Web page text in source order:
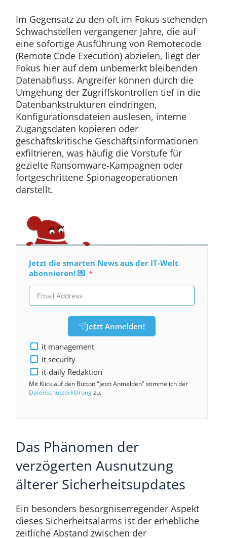
Im Gegensatz zu den oft im Fokus stehenden
Schwachstellen vergangener Jahre, die auf
eine sofortige Ausführung von Remotecode
(Remote Code Execution) abzielen, liegt der
Fokus hier auf dem unbemerkt bleibenden
Datenabfluss. Angreifer können durch die
Umgehung der Zugriffskontrollen tief in die
Datenbankstrukturen eindringen,
Konfigurationsdateien auslesen, interne
Zugangsdaten kopieren oder
geschäftskritische Geschäftsinformationen
exfiltrieren, was häufig die Vorstufe für
gezielte Ransomware-Kampagnen oder
fortgeschrittene Spionageoperationen
darstellt.
Jetzt die smarten News aus der IT-Welt
abonnieren! 💌
Jetzt Anmelden!
it management
it security
it-daily Redaktion
Mit Klick auf den Button "Jetzt Anmelden" stimme ich der
Datenschutzerklärungzu.
Das Phänomen der
verzögerten Ausnutzung
älterer Sicherheitsupdates
Ein besonders besorgniserregender Aspekt
dieses Sicherheitsalarms ist der erhebliche
zeitliche Abstand zwischen der